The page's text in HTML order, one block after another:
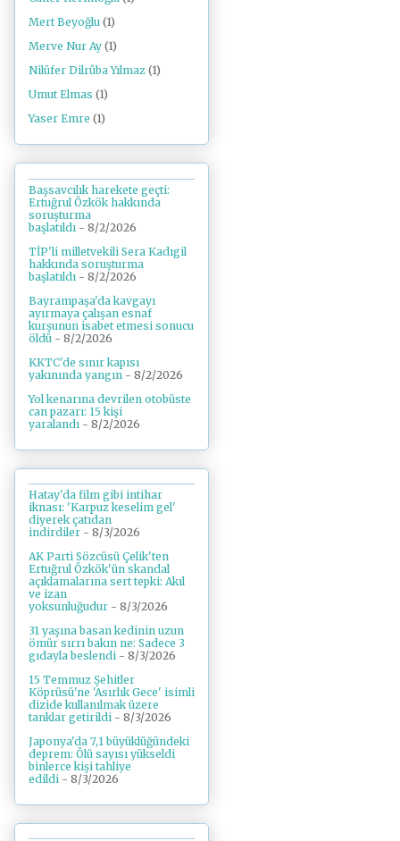
Mert Beyoğlu (1)
Merve Nur Ay (1)
Nilüfer Dilrûba Yılmaz (1)
Umut Elmas (1)
Yaser Emre (1)
Başsavcılık harekete geçti:
Ertuğrul Özkök hakkında
soruşturma
başlatıldı - 8/2/2026
TİP'li milletvekili Sera Kadıgil
hakkında soruşturma
başlatıldı - 8/2/2026
Bayrampaşa'da kavgayı
ayırmaya çalışan esnaf
kurşunun isabet etmesi sonucu
öldü - 8/2/2026
KKTC'de sınır kapısı
yakınında yangın - 8/2/2026
Yol kenarına devrilen otobüste
can pazarı: 15 kişi
yaralandı - 8/2/2026
Hatay'da film gibi intihar
iknası: 'Karpuz keselim gel'
diyerek çatıdan
indirdiler - 8/3/2026
AK Parti Sözcüsü Çelik'ten
Ertuğrul Özkök'ün skandal
açıklamalarına sert tepki: Akıl
ve izan
yoksunluğudur - 8/3/2026
31 yaşına basan kedinin uzun
ömür sırrı bakın ne: Sadece 3
gıdayla beslendi - 8/3/2026
15 Temmuz Şehitler
Köprüsü'ne 'Asırlık Gece' isimli
dizide kullanılmak üzere
tanklar getirildi - 8/3/2026
Japonya'da 7,1 büyüklüğündeki
deprem: Ölü sayısı yükseldi
binlerce kişi tahliye
edildi - 8/3/2026